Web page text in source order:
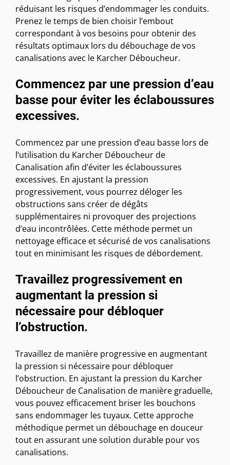
réduisant les risques d’endommager les conduits.
Prenez le temps de bien choisir l’embout
correspondant à vos besoins pour obtenir des
résultats optimaux lors du débouchage de vos
canalisations avec le Karcher Déboucheur.
Commencez par une pression d’eau
basse pour éviter les éclaboussures
excessives.
Commencez par une pression d’eau basse lors de
l’utilisation du Karcher Déboucheur de
Canalisation afin d’éviter les éclaboussures
excessives. En ajustant la pression
progressivement, vous pourrez déloger les
obstructions sans créer de dégâts
supplémentaires ni provoquer des projections
d’eau incontrôlées. Cette méthode permet un
nettoyage efficace et sécurisé de vos canalisations
tout en minimisant les risques de débordement.
Travaillez progressivement en
augmentant la pression si
nécessaire pour débloquer
l’obstruction.
Travaillez de manière progressive en augmentant
la pression si nécessaire pour débloquer
l’obstruction. En ajustant la pression du Karcher
Déboucheur de Canalisation de manière graduelle,
vous pouvez efficacement briser les bouchons
sans endommager les tuyaux. Cette approche
méthodique permet un débouchage en douceur
tout en assurant une solution durable pour vos
canalisations.